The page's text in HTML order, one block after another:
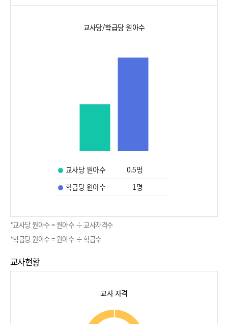
교사당/학급당 원아수
교사당 원아수 0.5명
학급당 원아수
1명
*교사당 원아수 = 원아수 ÷ 교사자격수
*학급당 원아수 = 원아수 ÷ 학급수
교사현황
교사 자격